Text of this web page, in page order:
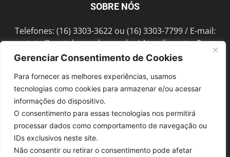
Gerenciar Consentimento de Cookies
Para fornecer as melhores experiências, usamos
tecnologias como cookies para armazenar e/ou acessar
informações do dispositivo.
O consentimento para essas tecnologias nos permitirá
processar dados como comportamento de navegação ou
IDs exclusivos neste site.
Não consentir ou retirar o consentimento pode afetar
SOBRE NÓS
Telefones: (16) 3303-3622 ou (16) 3303-7799 / E-mail:
contato@portalmorada.com.br/ Atendimento: Seg a
Sex das 8h às 18h / Endereço: Av. Bento de Abreu, 889
SIGA-NOS